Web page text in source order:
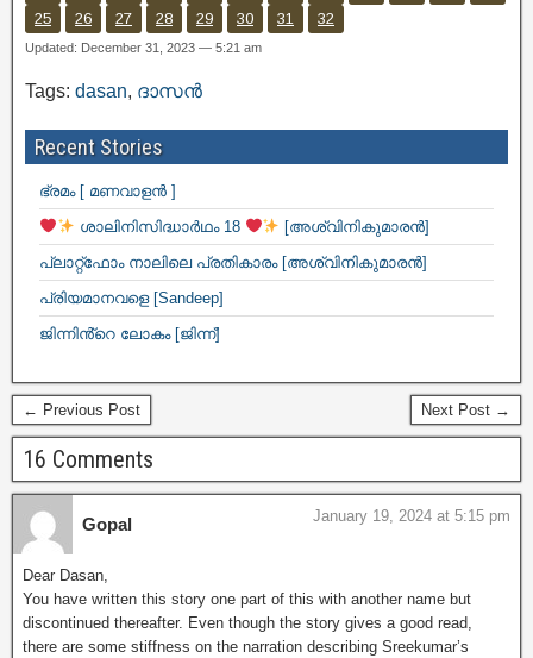
25
26 27 28 29 30 31 32
Updated: December 31, 2023 — 5:21 am
Tags: dasan, ദാസൻ
Recent Stories
ഭ്രമം [ മണവാളൻ ]
ശാലിനിസിദ്ധാർഥം 18
[അശ്വിനികുമാരൻ]
പ്ലാറ്റ്ഫോം നാലിലെ പ്രതികാരം [അശ്വിനികുമാരൻ]
പ്രിയമാനവളെ [Sandeep]
ജിന്നിൻ്റെ ലോകം [ജിന്ന്]
← Previous Post Next Post →
16 Comments
Gopal January 19, 2024 at 5:15 pm
Dear Dasan,
You have written this story one part of this with another name but
discontinued thereafter. Even though the story gives a good read,
there are some stiffness on the narration describing Sreekumar’s